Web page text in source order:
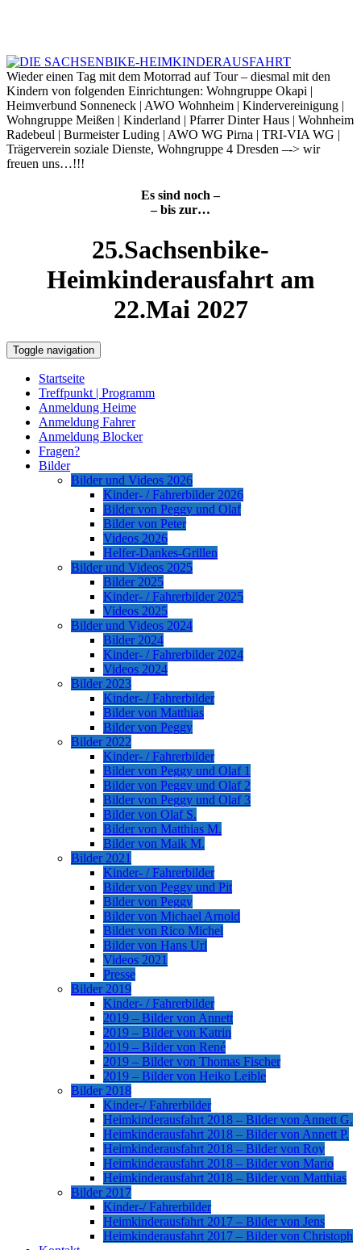
Wieder einen Tag mit dem Motorrad auf Tour – diesmal mit den
Kindern von folgenden Einrichtungen: Wohngruppe Okapi |
Heimverbund Sonneneck | AWO Wohnheim | Kindervereinigung |
Wohngruppe Meißen | Kinderland | Pfarrer Dinter Haus | Wohnheim
Radebeul | Burmeister Luding | AWO WG Pirna | TRI-VIA WG |
Trägerverein soziale Dienste, Wohngruppe 4 Dresden –-> wir
freuen uns…!!!
Es sind noch –
– bis zur…
25.Sachsenbike-
Heimkinderausfahrt am
22.Mai 2027
Toggle navigation
Startseite
Treffpunkt | Programm
Anmeldung Heime
Anmeldung Fahrer
Anmeldung Blocker
Fragen?
Bilder
Bilder und Videos 2026
Kinder- / Fahrerbilder 2026
Bilder von Peggy und Olaf
Bilder von Peter
Videos 2026
Helfer-Dankes-Grillen
Bilder und Videos 2025
Bilder 2025
Kinder- / Fahrerbilder 2025
Videos 2025
Bilder und Videos 2024
Bilder 2024
Kinder- / Fahrerbilder 2024
Videos 2024
Bilder 2023
Kinder- / Fahrerbilder
Bilder von Matthias
Bilder von Peggy
Bilder 2022
Kinder- / Fahrerbilder
Bilder von Peggy und Olaf 1
Bilder von Peggy und Olaf 2
Bilder von Peggy und Olaf 3
Bilder von Olaf S.
Bilder von Matthias M.
Bilder von Maik M.
Bilder 2021
Kinder- / Fahrerbilder
Bilder von Peggy und Pit
Bilder von Peggy
Bilder von Michael Arnold
Bilder von Rico Michel
Bilder von Hans Url
Videos 2021
Presse
Bilder 2019
Kinder- / Fahrerbilder
2019 – Bilder von Annett
2019 – Bilder von Katrin
2019 – Bilder von René
2019 – Bilder von Thomas Fischer
2019 – Bilder von Heiko Leible
Bilder 2018
Kinder-/ Fahrerbilder
Heimkinderausfahrt 2018 – Bilder von Annett G.
Heimkinderausfahrt 2018 – Bilder von Annett P.
Heimkinderausfahrt 2018 – Bilder von Roy
Heimkinderausfahrt 2018 – Bilder von Mario
Heimkinderausfahrt 2018 – Bilder von Matthias
Bilder 2017
Kinder-/ Fahrerbilder
Heimkinderausfahrt 2017 – Bilder von Jens
Heimkinderausfahrt 2017 – Bilder von Christoph